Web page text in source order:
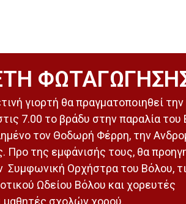
γιορτή θα πραγματοποιηθεί την
7.00 το βράδυ στην παραλία του
τον Θοδωρή Φέρρη, την
Προ της εμφάνισής τους, θα
Συμφωνική Ορχήστρα του Βόλου,
Ωδείου Βόλου και χορευτές
μαθητές σχολών χορού.